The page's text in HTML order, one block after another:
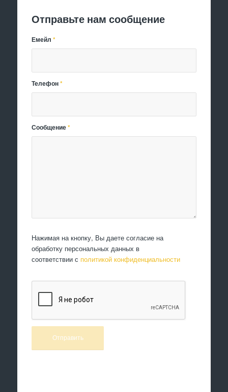
Отправьте нам сообщение
Емейл*
Телефон*
Сообщение*
Нажимая на кнопку, Вы даете согласие на
обработку персональных данных в
соответствии с политикой конфиденциальности